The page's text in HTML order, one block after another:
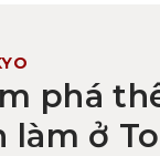
phá
làm ở